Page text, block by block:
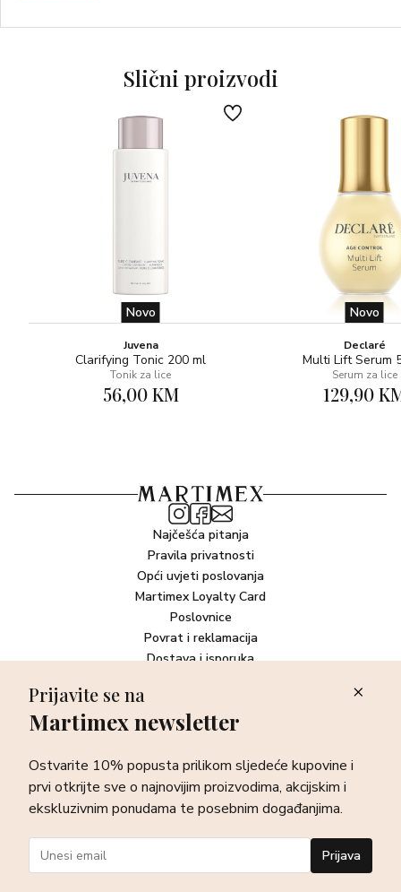
Slični proizvodi
Novo
Juvena
Clarifying Tonic 200 ml
Tonik za lice
56,00 KM
Novo
Declaré
Multi Lift Serum
Serum za lice
129,90
Najčešća pitanja
Pravila privatnosti
Opći uvjeti poslovanja
Martimex Loyalty Card
Poslovnice
Povrat i reklamacija
Dostava i isporuka
Newsletter
sve o najnovijim proizvodima, akcijskim i ekskluzivnim
ponudama te posebnim događanjima.
Prijava
Prijavite se na
Martimex newsletter
Ostvarite 10% popusta prilikom sljedeće kupovine i
prvi otkrijte sve o najnovijim proizvodima, akcijskim i
ekskluzivnim ponudama te posebnim događanjima.
Prijava